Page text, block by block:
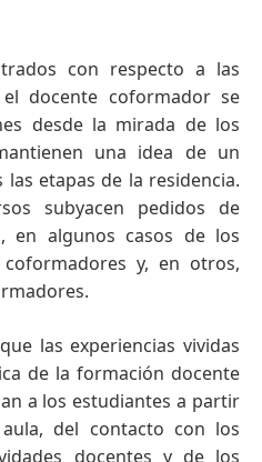
con respecto a las
docente coformador se
desde la mirada de los
una idea de un
etapas de la residencia.
subyacen pedidos de
en algunos casos de los
y, en otros,
las experiencias vividas
de la formación docente
a los estudiantes a partir
del contacto con los
docentes y de los